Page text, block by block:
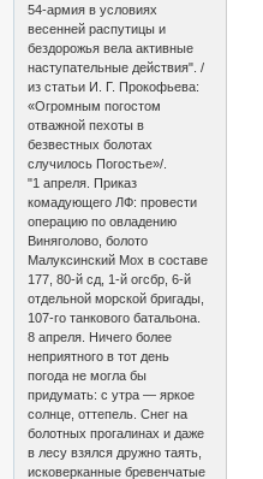
54-армия в условиях
весенней распутицы и
бездорожья вела активные
наступательные действия". /
из статьи И. Г. Прокофьева:
«Огромным погостом
отважной пехоты в
безвестных болотах
случилось Погостье»/.
"1 апреля. Приказ
комадующего ЛФ: провести
операцию по овладению
Виняголово, болото
Малуксинский Мох в составе
177, 80-й сд, 1-й огсбр, 6-й
отдельной морской бригады,
107-го танкового батальона.
8 апреля. Ничего более
неприятного в тот день
погода не могла бы
придумать: с утра — яркое
солнце, оттепель. Снег на
болотных прогалинах и даже
в лесу взялся дружно таять,
исковерканные бревенчатые